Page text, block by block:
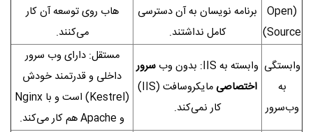
(Open
Source)
برنامه‌ نویسان به آن دسترسی
کامل نداشتند.
هاب روی توسعه آن کار
می‌کنند.
وابستگی
به
وب‌سرور
وابسته به IIS: بدون وب‌
سرور
اختصاصی
مایکروسافت (IIS)
کار نمی‌کند.
مستقل: دارای وب‌ سرور
داخلی و قدرتمند خودش
(Kestrel) است و با Nginx
و Apache هم کار می‌کند.